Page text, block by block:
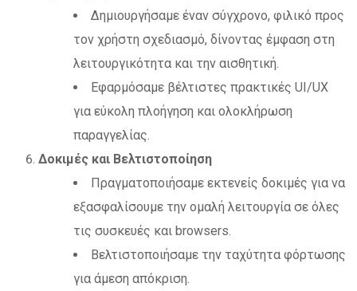
Δημιουργήσαμε έναν σύγχρονο, φιλικό προς
τον χρήστη σχεδιασμό, δίνοντας έμφαση στη
λειτουργικότητα και την αισθητική.
Εφαρμόσαμε βέλτιστες πρακτικές UI/UX
για εύκολη πλοήγηση και ολοκλήρωση
παραγγελίας.
Δοκιμές και Βελτιστοποίηση
Πραγματοποιήσαμε εκτενείς δοκιμές για να
εξασφαλίσουμε την ομαλή λειτουργία σε όλες
τις συσκευές και browsers.
Βελτιστοποιήσαμε την ταχύτητα φόρτωσης
για άμεση απόκριση.